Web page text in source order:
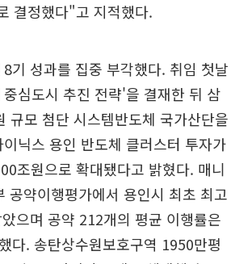
결정했다"고 지적했다.
기 성과를 집중 부각했다. 취임 첫날
심도시 추진 전략'을 결재한 뒤 삼
규모 첨단 시스템반도체 국가산단을
닉스 용인 반도체 클러스터 투자가
조원으로 확대됐다고 밝혔다. 매니
공약이행평가에서 용인시 최초 최고
으며 공약 212개의 평균 이행률은
다. 송탄상수원보호구역 1950만평